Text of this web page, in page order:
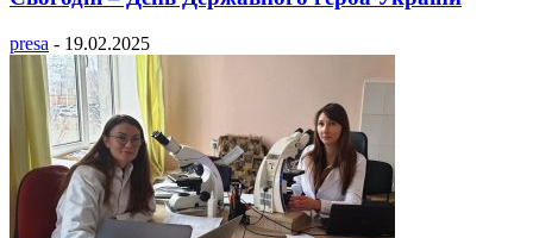
presa - 19.02.2025